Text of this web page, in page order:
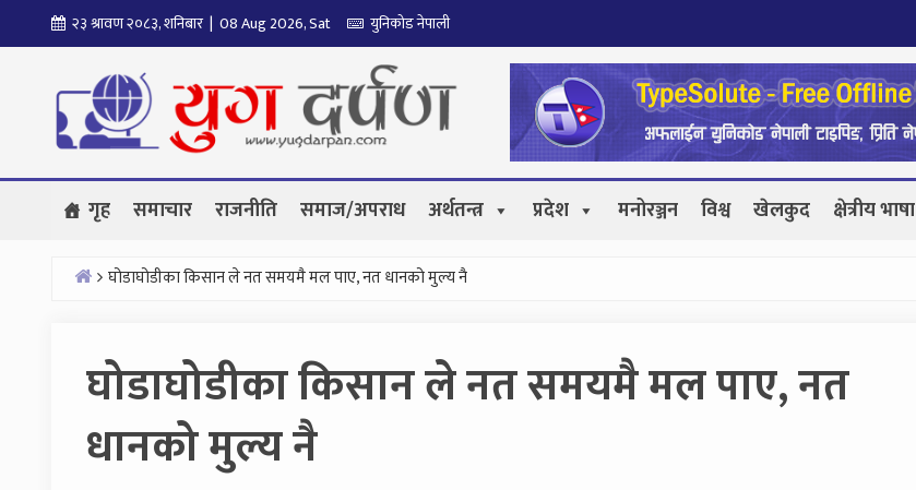
to
२३ श्रावण २०८३, शनिबार | 08 Aug 2026, Sat युनिकोड नेपाली
गृह समाचार राजनीति समाज/अपराध अर्थतन्त्र प्रदेश मनोरञ्जन विश्व खेलकुद क्षेत्रीय भाषा
घोडाघोडीका किसान ले नत समयमै मल पाए, नत धानको मुल्य नै
घोडाघोडीका किसान ले नत समयमै मल पाए, नत
धानको मुल्य नै